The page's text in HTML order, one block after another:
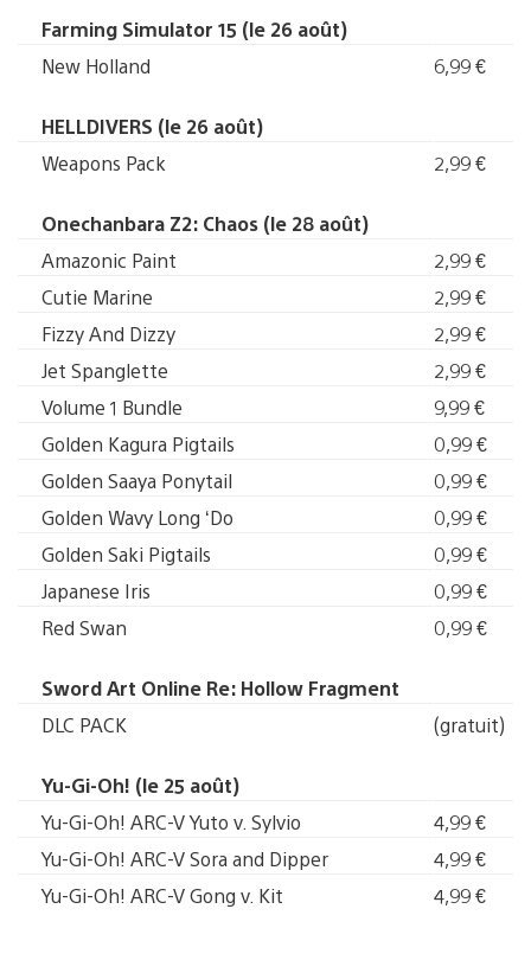
Farming Simulator 15 (le 26 août)
New Holland
6,99 €
HELLDIVERS (le 26 août)
Weapons Pack
2,99 €
Onechanbara Z2: Chaos (le 28 août)
Amazonic Paint
2,99 €
Cutie Marine
2,99 €
Fizzy And Dizzy
2,99 €
Jet Spanglette
2,99 €
Volume 1 Bundle
9,99 €
Golden Kagura Pigtails
0,99 €
Golden Saaya Ponytail
0,99 €
Golden Wavy Long ‘Do
0,99 €
Golden Saki Pigtails
0,99 €
Japanese Iris
0,99 €
Red Swan
0,99 €
Sword Art Online Re: Hollow Fragment
DLC PACK
(gratuit)
Yu-Gi-Oh! (le 25 août)
Yu-Gi-Oh! ARC-V Yuto v. Sylvio
4,99 €
Yu-Gi-Oh! ARC-V Sora and Dipper
4,99 €
Yu-Gi-Oh! ARC-V Gong v. Kit
4,99 €